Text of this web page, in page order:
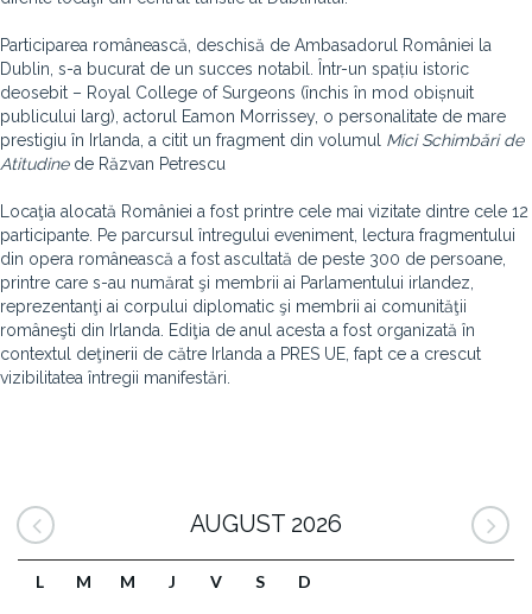
Participarea românească, deschisă de Ambasadorul României la
Dublin, s-a bucurat de un succes notabil. Într-un spațiu istoric
deosebit – Royal College of Surgeons (închis în mod obișnuit
publicului larg), actorul Eamon Morrissey, o personalitate de mare
prestigiu în Irlanda, a citit un fragment din volumul Mici Schimbări de
Atitudinede Răzvan Petrescu
Locaţia alocată României a fost printre cele mai vizitate dintre cele 12
participante. Pe parcursul întregului eveniment, lectura fragmentului
din opera românească a fost ascultată de peste 300 de persoane,
printre care s-au numărat şi membrii ai Parlamentului irlandez,
reprezentanţi ai corpului diplomatic şi membrii ai comunităţii
româneşti din Irlanda. Ediţia de anul acesta a fost organizată în
contextul deţinerii de către Irlanda a PRES UE, fapt ce a crescut
vizibilitatea întregii manifestări.
AUGUST 2026
L M M J V S D